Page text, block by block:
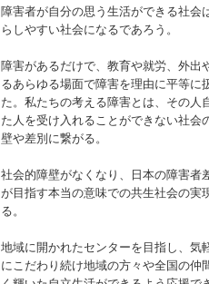
障害者が自分の思う生活ができる社会
らしやすい社会になるであろう。
障害があるだけで、教育や就労、外出
るあらゆる場面で障害を理由に平等に
た。私たちの考える障害とは、その人
た人を受け入れることができない社
壁や差別に繋がる。
社会的障壁がなくなり、日本の障害者
が目指す本当の意味での共生社会の実
る。
地域に開かれたセンターを目指し、気
にこだわり続け地域の方々や全国の仲